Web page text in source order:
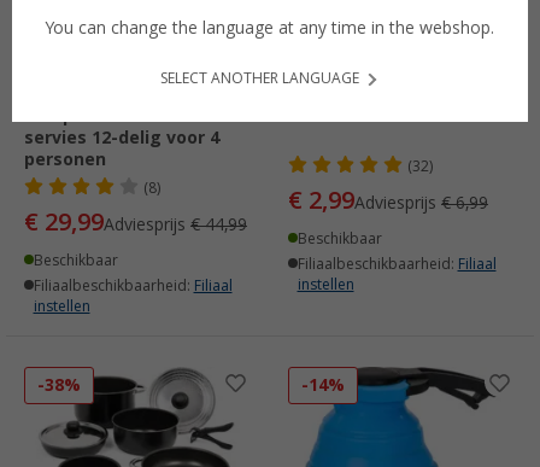
servies 12-delig voor 4
personen
(8)
€ 29,99Adviesprijs € 44,99
Beschikbaar
Filiaalbeschikbaarheid: Filiaal
instellen
(32)
€ 2,99Adviesprijs € 6,99
Beschikbaar
Filiaalbeschikbaarheid: Filiaal
instellen
-38% -14%
You can change the language at any time in the webshop.
SELECT ANOTHER LANGUAGE